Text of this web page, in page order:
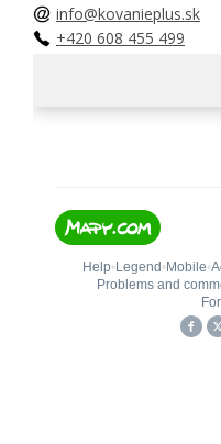
info@kovanieplus.sk
+420 608 455 499